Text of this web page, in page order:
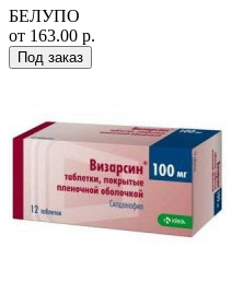
БЕЛУПО
от 163.00 р.
Под заказ